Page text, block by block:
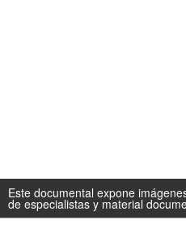
Este documental expone
de especialistas y material